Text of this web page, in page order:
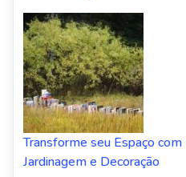
Transforme seu Espaço com
Jardinagem e Decoração